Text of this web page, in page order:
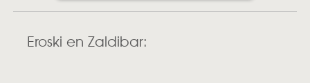
Eroski en Zaldibar: